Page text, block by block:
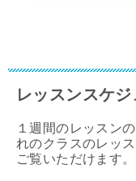
レッスンスケ
１週間のレッスン
れのクラスのレッ
ご覧いただけます。